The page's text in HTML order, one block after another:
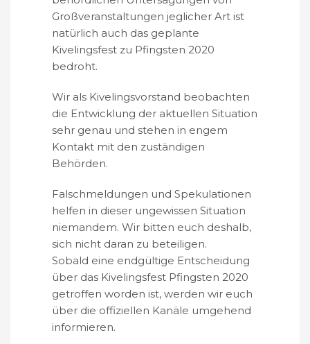
Großveranstaltungen jeglicher Art ist
natürlich auch das geplante
Kivelingsfest zu Pfingsten 2020
bedroht.
Wir als Kivelingsvorstand beobachten
die Entwicklung der aktuellen Situation
sehr genau und stehen in engem
Kontakt mit den zuständigen
Behörden.
Falschmeldungen und Spekulationen
helfen in dieser ungewissen Situation
niemandem. Wir bitten euch deshalb,
sich nicht daran zu beteiligen.
Sobald eine endgültige Entscheidung
über das Kivelingsfest Pfingsten 2020
getroffen worden ist, werden wir euch
über die offiziellen Kanäle umgehend
informieren.